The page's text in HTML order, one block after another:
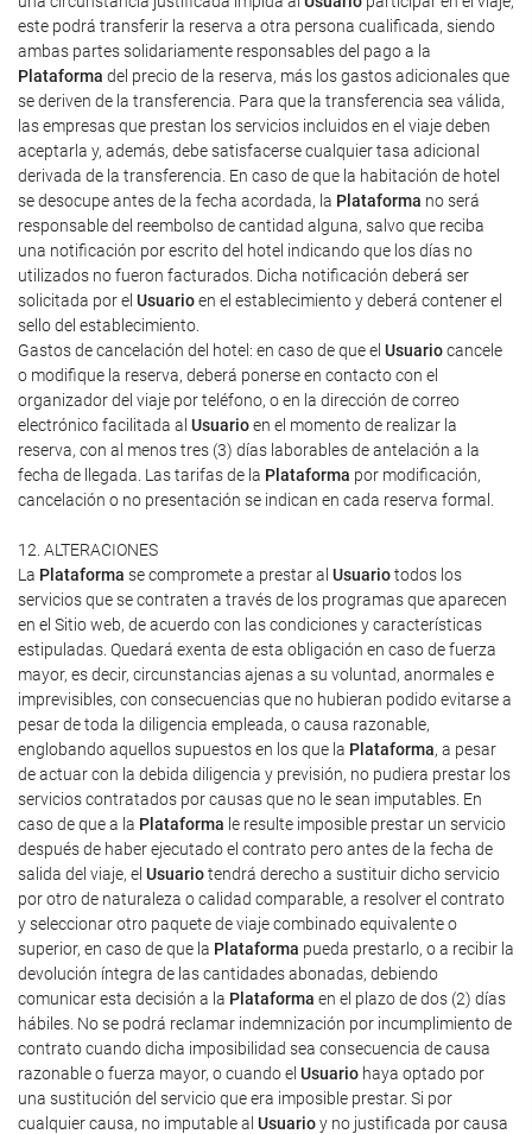
este podrá transferir la reserva a otra persona cualificada, siendo
ambas partes solidariamente responsables del pago a la
Plataforma del precio de la reserva, más los gastos adicionales que
se deriven de la transferencia. Para que la transferencia sea válida,
las empresas que prestan los servicios incluidos en el viaje deben
aceptarla y, además, debe satisfacerse cualquier tasa adicional
derivada de la transferencia. En caso de que la habitación de hotel
se desocupe antes de la fecha acordada, la Plataforma no será
responsable del reembolso de cantidad alguna, salvo que reciba
una notificación por escrito del hotel indicando que los días no
utilizados no fueron facturados. Dicha notificación deberá ser
solicitada por el Usuarioen el establecimiento y deberá contener el
sello del establecimiento.
Gastos de cancelación del hotel: en caso de que el Usuariocancele
o modifique la reserva, deberá ponerse en contacto con el
organizador del viaje por teléfono, o en la dirección de correo
electrónico facilitada al Usuarioen el momento de realizar la
reserva, con al menos tres (3) días laborables de antelación a la
fecha de llegada. Las tarifas de la Plataforma por modificación,
cancelación o no presentación se indican en cada reserva formal.
12. ALTERACIONES
La Plataforma se compromete a prestar al Usuariotodos los
servicios que se contraten a través de los programas que aparecen
en el Sitio web, de acuerdo con las condiciones y características
estipuladas. Quedará exenta de esta obligación en caso de fuerza
mayor, es decir, circunstancias ajenas a su voluntad, anormales e
imprevisibles, con consecuencias que no hubieran podido evitarse a
pesar de toda la diligencia empleada, o causa razonable,
englobando aquellos supuestos en los que la Plataforma, a pesar
de actuar con la debida diligencia y previsión, no pudiera prestar los
servicios contratados por causas que no le sean imputables. En
caso de que a la Plataforma le resulte imposible prestar un servicio
después de haber ejecutado el contrato pero antes de la fecha de
salida del viaje, el Usuariotendrá derecho a sustituir dicho servicio
por otro de naturaleza o calidad comparable, a resolver el contrato
y seleccionar otro paquete de viaje combinado equivalente o
superior, en caso de que la Plataforma pueda prestarlo, o a recibir la
devolución íntegra de las cantidades abonadas, debiendo
comunicar esta decisión a la Plataforma en el plazo de dos (2) días
hábiles. No se podrá reclamar indemnización por incumplimiento de
contrato cuando dicha imposibilidad sea consecuencia de causa
razonable o fuerza mayor, o cuando el Usuario haya optado por
una sustitución del servicio que era imposible prestar. Si por
cualquier causa, no imputable al Usuarioy no justificada por causa